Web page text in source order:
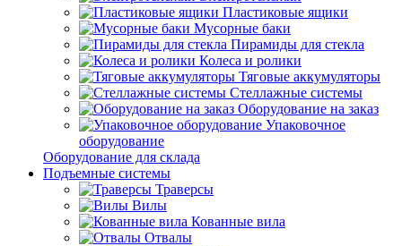
Пластиковые ящики
Мусорные баки
Пирамиды для стекла
Колеса и ролики
Тяговые аккумуляторы
Стеллажные системы
Оборудование на заказ
Упаковочное
оборудование
Оборудование для склада
Подъемные системы
Траверсы
Вилы
Кованные вила
Отвалы